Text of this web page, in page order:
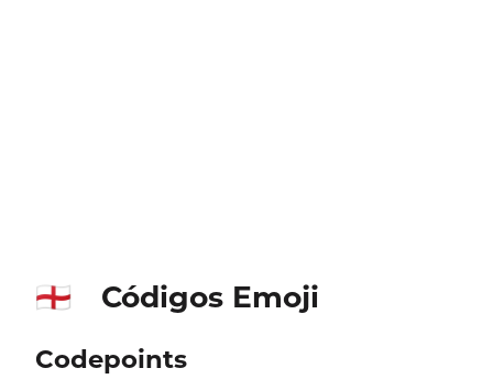
🏴󠁧󠁢󠁥󠁮󠁧󠁿 Códigos Emoji
Codepoints